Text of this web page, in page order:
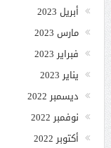
أبريل 2023
مارس 2023
فبراير 2023
يناير 2023
ديسمبر 2022
نوفمبر 2022
أكتوبر 2022